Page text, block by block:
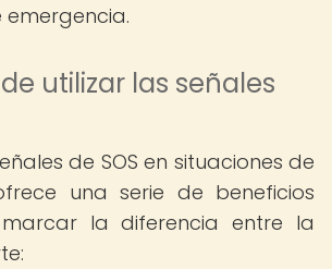
emergencia.
utilizar las señales
de SOS en situaciones de
una serie de beneficios
la diferencia entre la